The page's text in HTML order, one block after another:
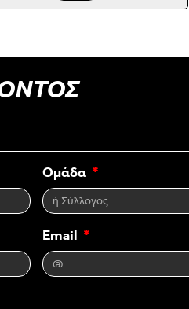
Ομάδα
Email